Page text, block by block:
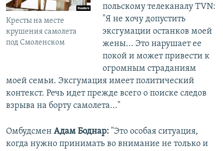
Кресты на месте
крушения самолета
под Смоленском
польскому телеканалу TVN:
"Я не хочу допустить
эксгумации останков моей
жены... Это нарушает ее
покой и может привести к
огромным страданиям
моей семьи. Эксгумация имеет политический
контекст. Речь идет прежде всего о поиске следов
взрыва на борту самолета..."
Омбудсмен Адам Боднар: "Это особая ситуация,
когда нужно принимать во внимание не только и